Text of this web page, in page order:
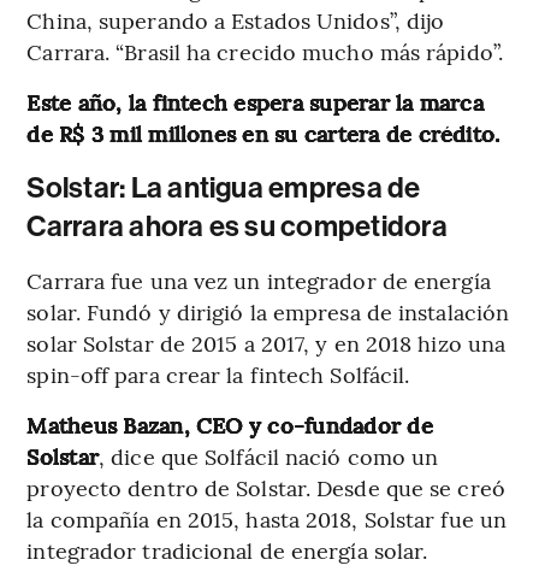
China, superando a Estados Unidos”, dijo
Carrara. “Brasil ha crecido mucho más rápido”.
Este año, la fintech espera superar la marca
de R$ 3 mil millones en su cartera de crédito.
Solstar: La antigua empresa de
Carrara ahora es su competidora
Carrara fue una vez un integrador de energía
solar. Fundó y dirigió la empresa de instalación
solar Solstar de 2015 a 2017, y en 2018 hizo una
spin-off para crear la fintech Solfácil.
Matheus Bazan, CEO y co-fundador de
Solstar, dice que Solfácil nació como un
proyecto dentro de Solstar. Desde que se creó
la compañía en 2015, hasta 2018, Solstar fue un
integrador tradicional de energía solar.